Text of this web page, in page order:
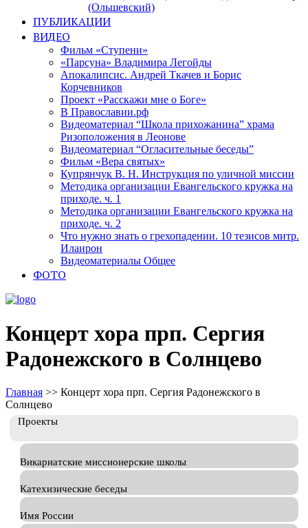
(Ольшевский)
ПУБЛИКАЦИИ
ВИДЕО
Фильм «Ступени»
«Парсуна» Владимира Легойды
Апокалипсис. Андрей Ткачев и Борис
Корчевников
Проект «Расскажи мне о Боге»
В Православии.рф
Видеоматериал “Школа прихожанина” храма
Ризоположения в Леонове
Видеоматериал “Огласительные беседы”
Фильм «Вера святых»
Купрянчук В. Н. Инструкция по уличной миссии
Методика организации Евангельского кружка на
приходе. ч. 1
Методика организации Евангельского кружка на
приходе. ч. 2
Что нужно знать о грехопадении. 10 тезисов митр.
Илаирон
Видеоматериалы Общее
ФОТО
Концерт хора прп. Сергия
Радонежского в Солнцево
Главная >> Концерт хора прп. Сергия Радонежского в
Солнцево
Проекты
Викариатские миссионерские школы
Катехизические беседы
Имя России